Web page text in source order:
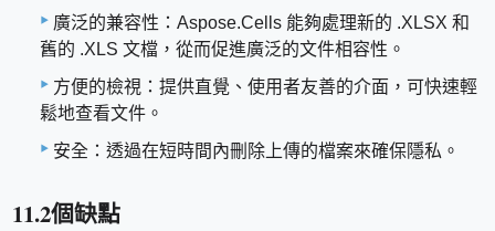
廣泛的兼容性：Aspose.Cells 能夠處理新的 .XLSX 和
舊的 .XLS 文檔，從而促進廣泛的文件相容性。
方便的檢視：提供直覺、使用者友善的介面，可快速輕
鬆地查看文件。
安全：透過在短時間內刪除上傳的檔案來確保隱私。
11.2個缺點